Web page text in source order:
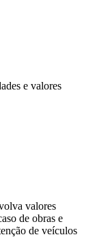
e valores
valores
de obras e
de veículos